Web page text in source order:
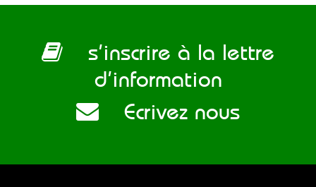
s’inscrire à la lettre
d’information
Ecrivez nous